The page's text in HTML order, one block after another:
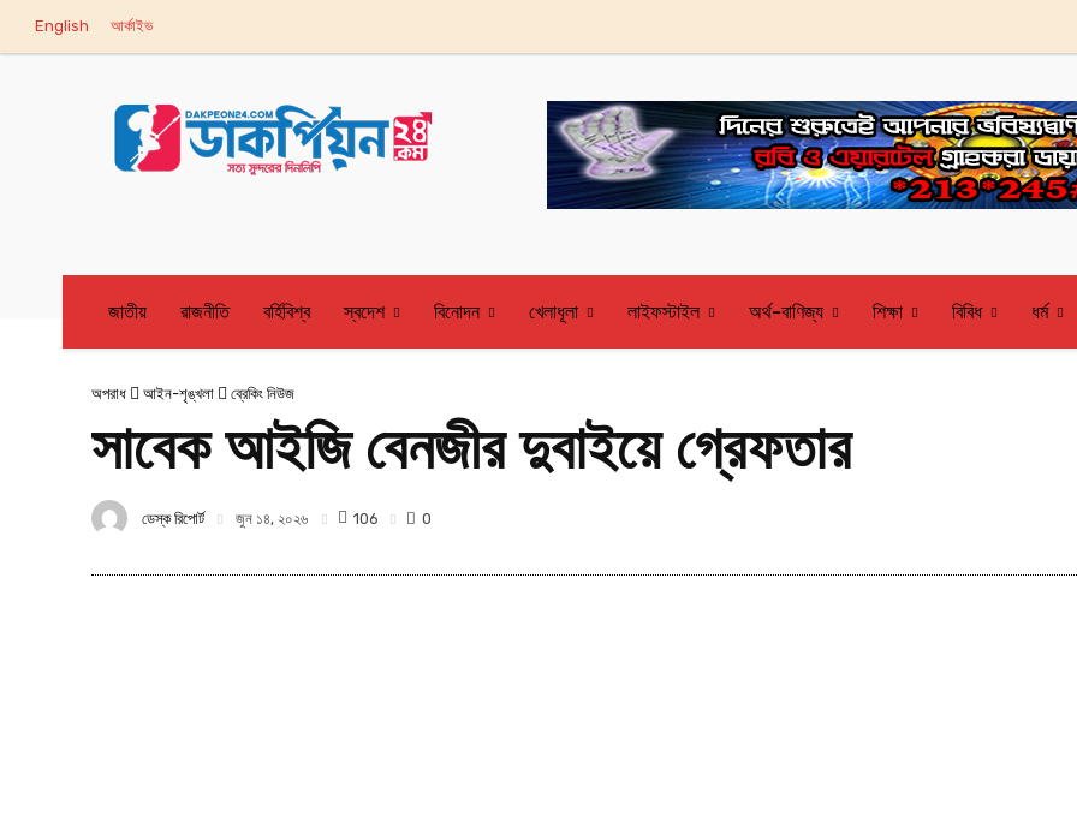
English আর্কাইভ
জাতীয় রাজনীতি বর্হিবিশ্ব স্বদেশ বিনোদন খেলাধূলা লাইফস্টাইল অর্থ-বাণিজ্য শিক্ষা বিবিধ ধর্ম
অপরাধ আইন-শৃঙ্খলা ব্রেকিং নিউজ
সাবেক আইজি বেনজীর দুবাইয়ে গ্রেফতার
ডেস্ক রিপোর্ট জুন ১৪, ২০২৬ 106 0